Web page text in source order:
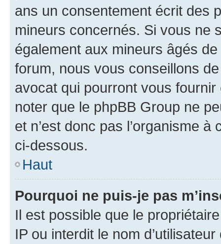
ans un consentement écrit des
mineurs concernés. Si vous ne
également aux mineurs âgés
forum, nous vous conseillons
avocat qui pourront vous
noter que le phpBB Group ne
et n’est donc pas l’organisme
ci-dessous.
Haut
Pourquoi ne puis-je pas
Il est possible que le
IP ou interdit le nom